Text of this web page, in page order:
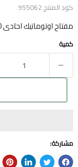
كود المنتج955062
مفتاح اوتوماتيك احادى 20 امبير سعة قطع 6 ك.ا5SL6120-7
كمية
مشاركة: